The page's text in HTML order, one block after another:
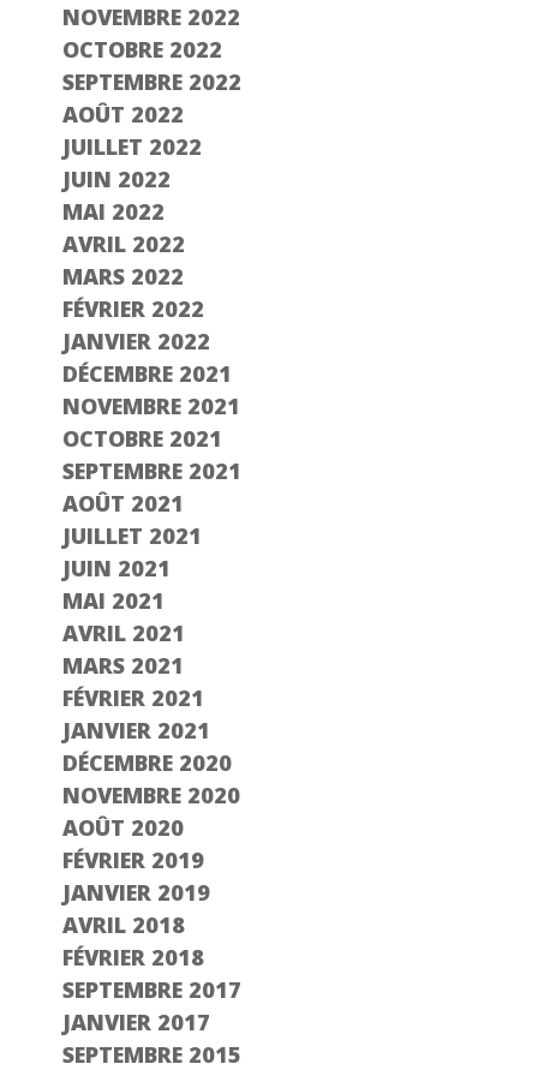
NOVEMBRE 2022
OCTOBRE 2022
SEPTEMBRE 2022
AOÛT 2022
JUILLET 2022
JUIN 2022
MAI 2022
AVRIL 2022
MARS 2022
FÉVRIER 2022
JANVIER 2022
DÉCEMBRE 2021
NOVEMBRE 2021
OCTOBRE 2021
SEPTEMBRE 2021
AOÛT 2021
JUILLET 2021
JUIN 2021
MAI 2021
AVRIL 2021
MARS 2021
FÉVRIER 2021
JANVIER 2021
DÉCEMBRE 2020
NOVEMBRE 2020
AOÛT 2020
FÉVRIER 2019
JANVIER 2019
AVRIL 2018
FÉVRIER 2018
SEPTEMBRE 2017
JANVIER 2017
SEPTEMBRE 2015